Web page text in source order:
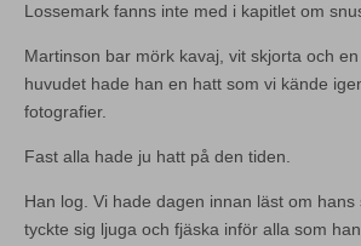
Lossemark fanns inte med i kapitlet om
Martinson bar mörk kavaj, vit skjorta och
huvudet hade han en hatt som vi kände
fotografier.
Fast alla hade ju hatt på den tiden.
Han log. Vi hade dagen innan läst om hans
tyckte sig ljuga och fjäska inför alla som